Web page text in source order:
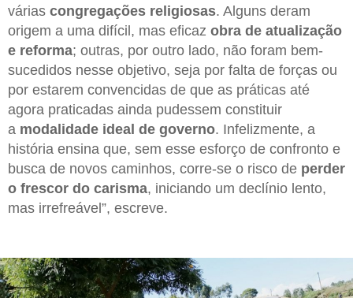
várias congregações religiosas. Alguns deram
origem a uma difícil, mas eficaz obra de atualização
e reforma; outras, por outro lado, não foram bem-
sucedidos nesse objetivo, seja por falta de forças ou
por estarem convencidas de que as práticas até
agora praticadas ainda pudessem constituir
a modalidade ideal de governo. Infelizmente, a
história ensina que, sem esse esforço de confronto e
busca de novos caminhos, corre-se o risco de perder
o frescor do carisma, iniciando um declínio lento,
mas irrefreável”, escreve.